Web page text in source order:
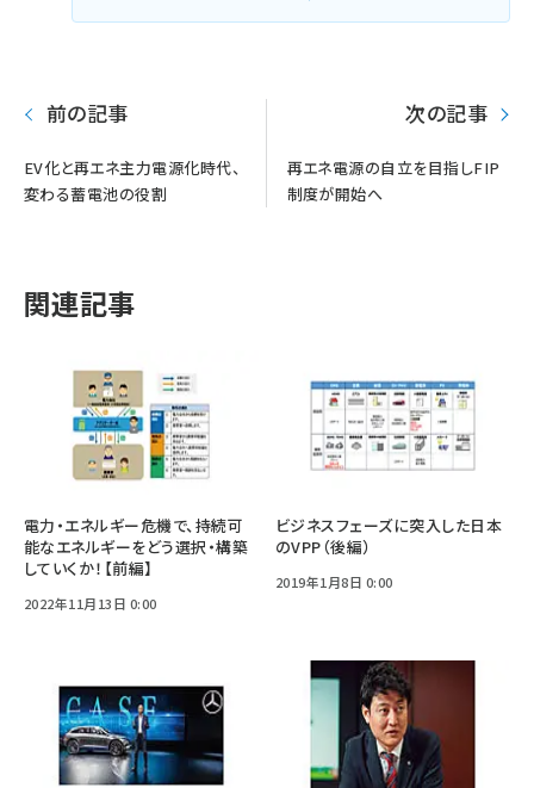
前の記事
EV化と再エネ主力電源化時代、
変わる蓄電池の役割
次の記事
再エネ電源の自立を目指しFIP
制度が開始へ
関連記事
電力・エネルギー危機で、持続可
能なエネルギーをどう選択・構築
していくか！【前編】
2022年11月13日 0:00
ビジネスフェーズに突入した日本
のVPP（後編）
2019年1月8日 0:00